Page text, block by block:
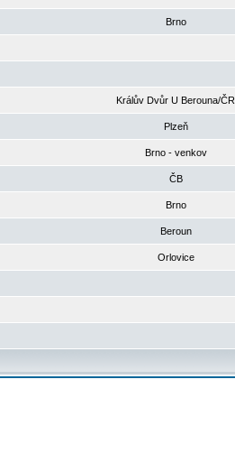
Brno
Králův Dvůr U Berouna/ČR
Plzeň
Brno - venkov
ČB
Brno
Beroun
Orlovice